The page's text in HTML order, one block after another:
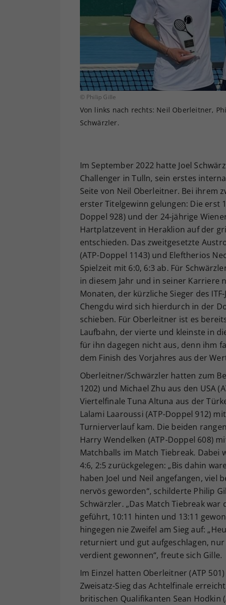
© Philip Gille
Von links nach rechts: Neil Oberleitner,
Schwärzler.
Im September 2022 hatte Joel
Challenger in Tulln, sein erstes
Seite von Neil Oberleitner. Bei ihrem
erster Titelgewinn gelungen: Die erst
Doppel 928) und der 24-jährige
Hartplatzevent in Heraklion auf der
entschieden. Das zweitgesetzte
(ATP-Doppel 1143) und Eleftherios
Spielzeit mit 6:0, 6:3 ab. Für
in diesem Jahr und in seiner Karriere
Monaten, der kürzliche Sieger des
Chengdu wird sich hierdurch in der
schieben. Für Oberleitner ist es
Laufbahn, der vierte und kleinste in
für ihn dagegen nicht aus, denn ihm
dem Finish des Vorjahres aus der
Oberleitner/Schwärzler hatten zum
1202) und Michael Zhu aus den USA
Viertelfinale Tuna Altuna aus der
Lalami Laaroussi (ATP-Doppel 912)
Turnierverlauf kam. Die beiden
Harry Wendelken (ATP-Doppel 608)
Matchballs im Match Tiebreak.
4:6, 2:5 zurückgelegen: „Bis dahin
haben Joel und Neil angefangen, viel
nervös geworden“, schilderte Philip
Schwärzler. „Das Match Tiebreak
geführt, 10:11 hinten und 13:11
hingegen nie Zweifel am Sieg auf:
returniert und gut aufgeschlagen, nur
verdient gewonnen“, freute sich Gille.
Im Einzel hatten Oberleitner (ATP
Zweisatz-Sieg das Achtelfinale
britischen Qualifikanten Sean Hodkin